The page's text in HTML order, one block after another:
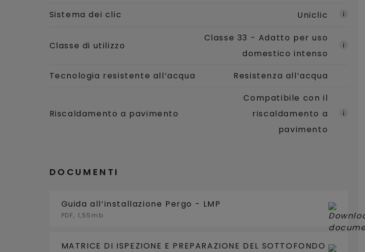
Sistema dei clic
Uniclic
Classe di utilizzo
Classe 33 - Adatto per uso
domestico intenso
Tecnologia resistente all’acqua
Resistenza all’acqua
Riscaldamento a pavimento
Compatibile con il
riscaldamento a
pavimento
DOCUMENTI
Guida all’installazione Pergo - LMP
PDF, 1,55mb
MATRICE DI ISPEZIONE E PREPARAZIONE DEL SOTTOFONDO